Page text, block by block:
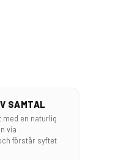
SAMTAL
med en naturlig
via
förstår syftet